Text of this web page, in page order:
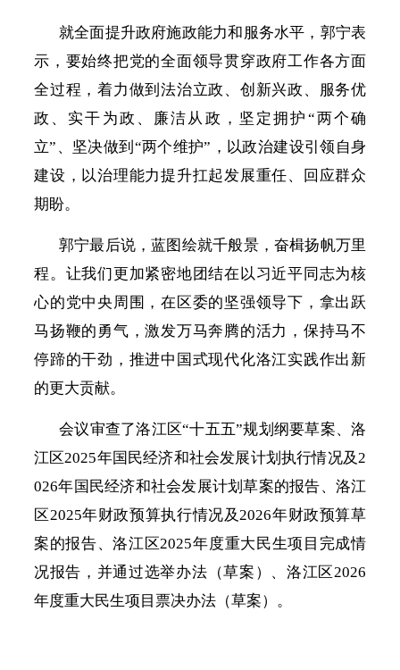
就全面提升政府施政能力和服务水平，郭宁表
示，要始终把党的全面领导贯穿政府工作各方面
全过程，着力做到法治立政、创新兴政、服务优
政、实干为政、廉洁从政，坚定拥护 “两个确
立”、坚决做到“两个维护”，以政治建设引领自身
建设，以治理能力提升扛起发展重任、回应群众
期盼。
郭宁最后说，蓝图绘就千般景，奋楫扬帆万里
程。让我们更加紧密地团结在以习近平同志为核
心的党中央周围，在区委的坚强领导下，拿出跃
马扬鞭的勇气，激发万马奔腾的活力，保持马不
停蹄的干劲，推进中国式现代化洛江实践作出新
的更大贡献。
会议审查了洛江区“十五五”规划纲要草案、洛
江区2025年国民经济和社会发展计划执行情况及2
026年国民经济和社会发展计划草案的报告、洛江
区2025年财政预算执行情况及2026年财政预算草
案的报告、洛江区2025年度重大民生项目完成情
况报告，并通过选举办法（草案）、洛江区2026
年度重大民生项目票决办法（草案）。